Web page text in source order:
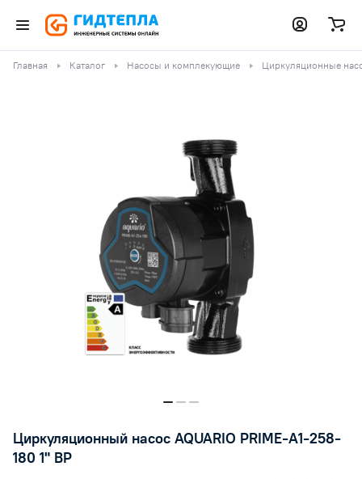
Главная Каталог Насосы и комплекующие Циркуляционные
Циркуляционный насос AQUARIO PRIME-A1-258-
180 1" ВР